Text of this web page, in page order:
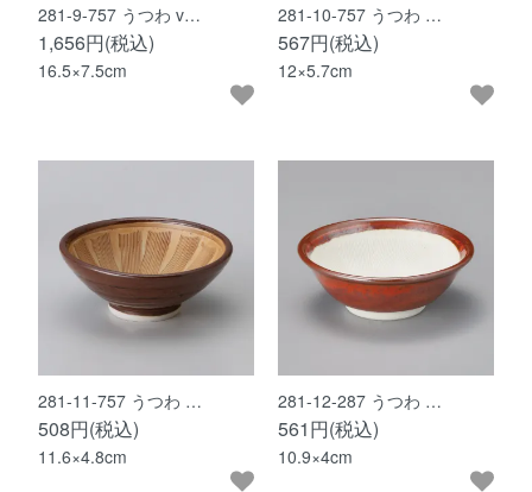
281-9-757 うつわ v…
1,656円(税込)
16.5×7.5cm
281-10-757 うつわ …
567円(税込)
12×5.7cm
281-11-757 うつわ …
508円(税込)
11.6×4.8cm
281-12-287 うつわ …
561円(税込)
10.9×4cm